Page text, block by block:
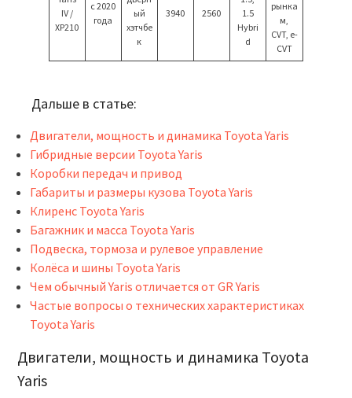
IV /
XP210
с 2020
года
ый
хэтчбе
к
3940 2560
1.5
Hybri
d
рынка
м,
CVT, e-
CVT
Дальше в статье:
Двигатели, мощность и динамика Toyota Yaris
Гибридные версии Toyota Yaris
Коробки передач и привод
Габариты и размеры кузова Toyota Yaris
Клиренс Toyota Yaris
Багажник и масса Toyota Yaris
Подвеска, тормоза и рулевое управление
Колёса и шины Toyota Yaris
Чем обычный Yaris отличается от GR Yaris
Частые вопросы о технических характеристиках
Toyota Yaris
Двигатели, мощность и динамика Toyota
Yaris